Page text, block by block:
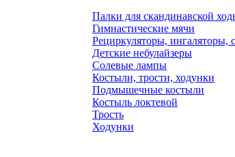
Палки для скандинавской
Гимнастические мячи
Рециркуляторы, ингаляторы,
Детские небулайзеры
Солевые лампы
Костыли, трости, ходунки
Подмышечные костыли
Костыль локтевой
Трость
Ходунки